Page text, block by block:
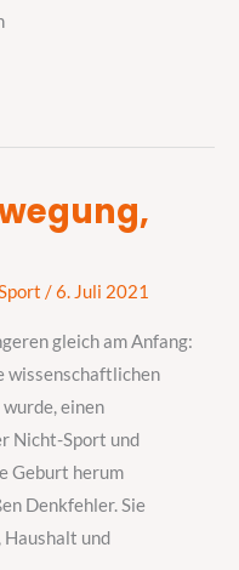
/6. Juli 2021
gleich am Anfang:
wissenschaftlichen
einen
Nicht-Sport und
Geburt herum
Denkfehler. Sie
Haushalt und